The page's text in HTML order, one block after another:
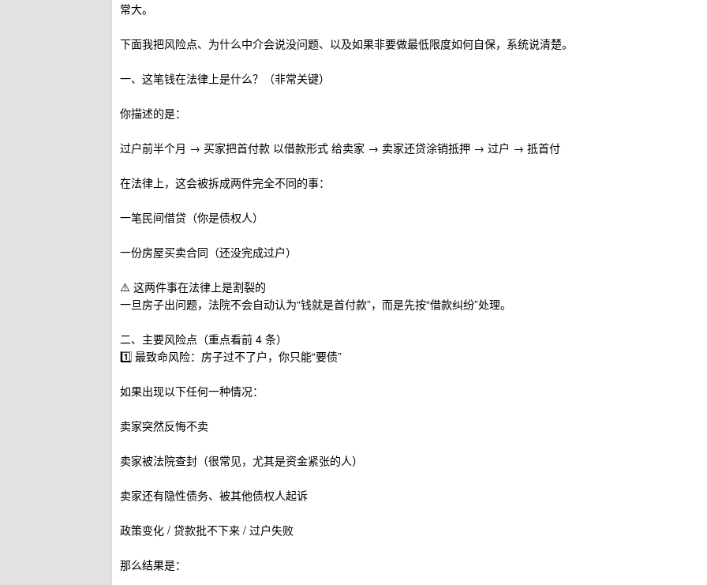
常大。
下面我把风险点、为什么中介会说没问题、以及如果非要做最低限度如何自保，系统说清楚。
一、这笔钱在法律上是什么？（非常关键）
你描述的是：
过户前半个月 → 买家把首付款 以借款形式 给卖家 → 卖家还贷涂销抵押 → 过户 → 抵首付
在法律上，这会被拆成两件完全不同的事：
一笔民间借贷（你是债权人）
一份房屋买卖合同（还没完成过户）
⚠️ 这两件事在法律上是割裂的
一旦房子出问题，法院不会自动认为“钱就是首付款”，而是先按“借款纠纷”处理。
二、主要风险点（重点看前 4 条）
1️⃣ 最致命风险：房子过不了户，你只能“要债”
如果出现以下任何一种情况：
卖家突然反悔不卖
卖家被法院查封（很常见，尤其是资金紧张的人）
卖家还有隐性债务、被其他债权人起诉
政策变化 / 贷款批不下来 / 过户失败
那么结果是：